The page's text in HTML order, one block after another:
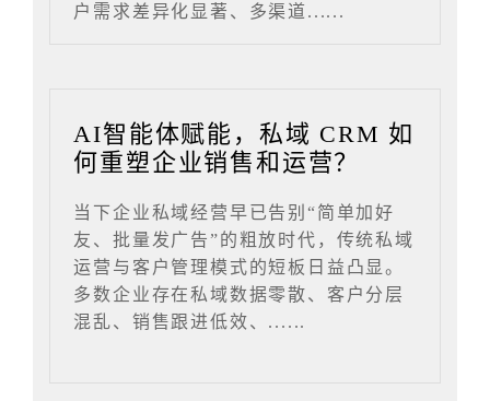
户需求差异化显著、多渠道......
AI智能体赋能，私域 CRM 如
何重塑企业销售和运营？
当下企业私域经营早已告别“简单加好
友、批量发广告”的粗放时代，传统私域
运营与客户管理模式的短板日益凸显。
多数企业存在私域数据零散、客户分层
混乱、销售跟进低效、......